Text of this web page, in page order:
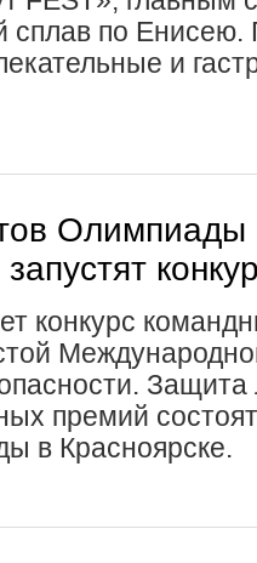
сплав по Енисею.
и
Олимпиады
конкурс
Защита
премий
в Красноярске.